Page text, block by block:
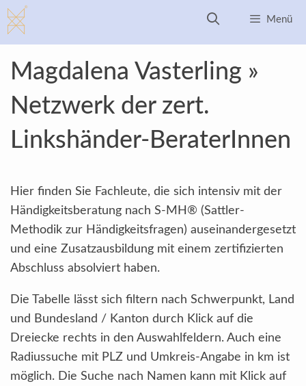
Zum
Inhalt
springen
Menü
Magdalena Vasterling »
Netzwerk der zert.
Linkshänder-BeraterInnen
Hier finden Sie Fachleute, die sich intensiv mit der
Händigkeitsberatung nach S-MH® (Sattler-
Methodik zur Händigkeitsfragen) auseinandergesetzt
und eine Zusatzausbildung mit einem zertifizierten
Abschluss absolviert haben.
Die Tabelle lässt sich filtern nach Schwerpunkt, Land
und Bundesland / Kanton durch Klick auf die
Dreiecke rechts in den Auswahlfeldern. Auch eine
Radiussuche mit PLZ und Umkreis-Angabe in km ist
möglich. Die Suche nach Namen kann mit Klick auf